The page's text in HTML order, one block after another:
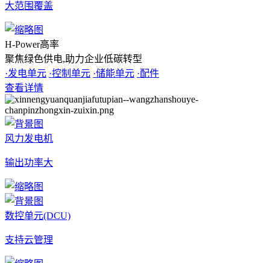
大范围覆盖
H-Power高率
聚焦绿色供电,助力企业低碳转型
·发电单元 ·控制单元 ·储能单元 ·配件
查看详情
风力发电机
输出功率大
数控单元(DCU)
支持云管理